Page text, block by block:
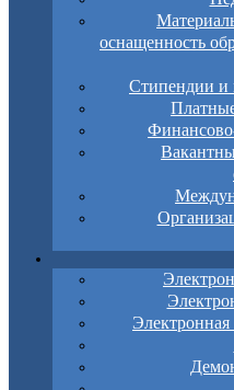
оснащенность
Стипендии и